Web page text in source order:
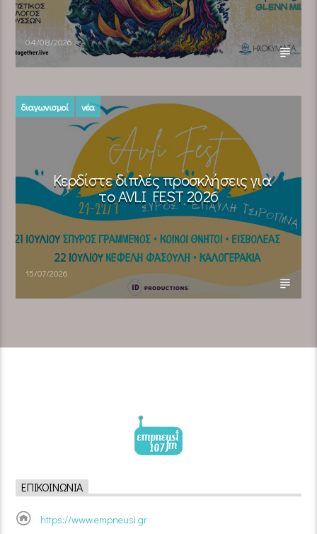
04/08/2026
διαγωνισμοί νέα
Κερδίστε διπλές προσκλήσεις για
το AVLI FEST 2026
15/07/2026
ΕΠΙΚΟΙΝΩΝΊΑ
https://www.empneusi.gr